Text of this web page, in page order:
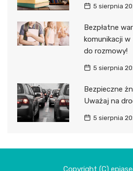
5 sierpnia
Bezpłatne
komunikacji w
do rozmowy!
5 sierpnia
Bezpieczne
Uważaj na
5 sierpnia
Copyright (C)